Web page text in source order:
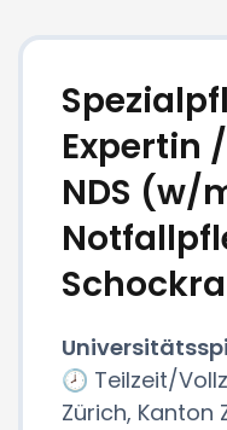
Expertin
NDS (w/
🕗 Teilzeit/
Zürich, Kanton